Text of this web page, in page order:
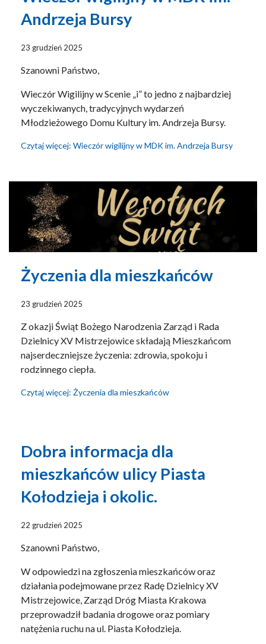
Andrzeja Bursy
23 grudzień 2025
Szanowni Państwo,
Wieczór Wigilijny w Scenie „i” to jedno z najbardziej
wyczekiwanych, tradycyjnych wydarzeń
Młodzieżowego Domu Kultury im. Andrzeja Bursy.
Czytaj więcej: Wieczór wigilijny w MDK im. Andrzeja Bursy
Życzenia dla mieszkańców
23 grudzień 2025
Z okazji Świąt Bożego Narodzenia Zarząd i Rada
Dzielnicy XV Mistrzejowice składają Mieszkańcom
najserdeczniejsze życzenia: zdrowia, spokoju i
rodzinnego ciepła.
Czytaj więcej: Życzenia dla mieszkańców
Dobra informacja dla
mieszkańców ulicy Piasta
Kołodzieja i okolic.
22 grudzień 2025
Szanowni Państwo,
W odpowiedzi na zgłoszenia mieszkańców oraz
działania podejmowane przez Radę Dzielnicy XV
Mistrzejowice, Zarząd Dróg Miasta Krakowa
przeprowadził badania drogowe oraz pomiary
natężenia ruchu na ul. Piasta Kołodzieja.